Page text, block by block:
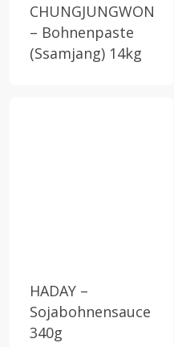
CHUNGJUNGWON
– Bohnenpaste
(Ssamjang) 14kg
HADAY –
Sojabohnensauce
340g